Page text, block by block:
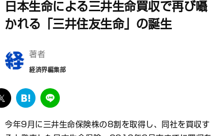
日本生命による三井生命買収で再び囁
かれる「三井住友生命」の誕生
著者
経済界編集部
twitter
は
な
ブ
LINE
今年9月に三井生命保険株の8割を取得し、同社を買収す